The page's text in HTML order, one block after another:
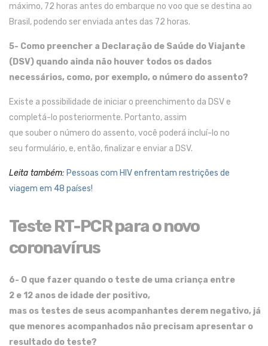
máximo, 72 horas antes do embarque no voo que se destina ao
Brasil , podendo ser enviada antes das 72 horas.
5- Como preencher a Declaração de Saúde do Viajante
(DSV) quando ainda não houver todos os dados
necessários, como, por exemplo, o número do assento?
Existe a possibilidade de iniciar o preenchimento da DSV e
completá-lo posteriormente. Portanto, assim
que soubero número do assento,você poderá incluí-lo no
seu formulário, e,então,finalizare enviar a DSV.
Leita também: Pessoas com HIV enfrentam restrições de
viagem em 48 países!
Teste RT-PCR para o novo
coronavírus
6- O que fazer quando o teste de uma criança entre
2 e 12 anos de idade der positivo,
mas os testes de seus acompanhantes derem negativo, já
que menores acompanhados não precisam apresentar o
resultado do teste?